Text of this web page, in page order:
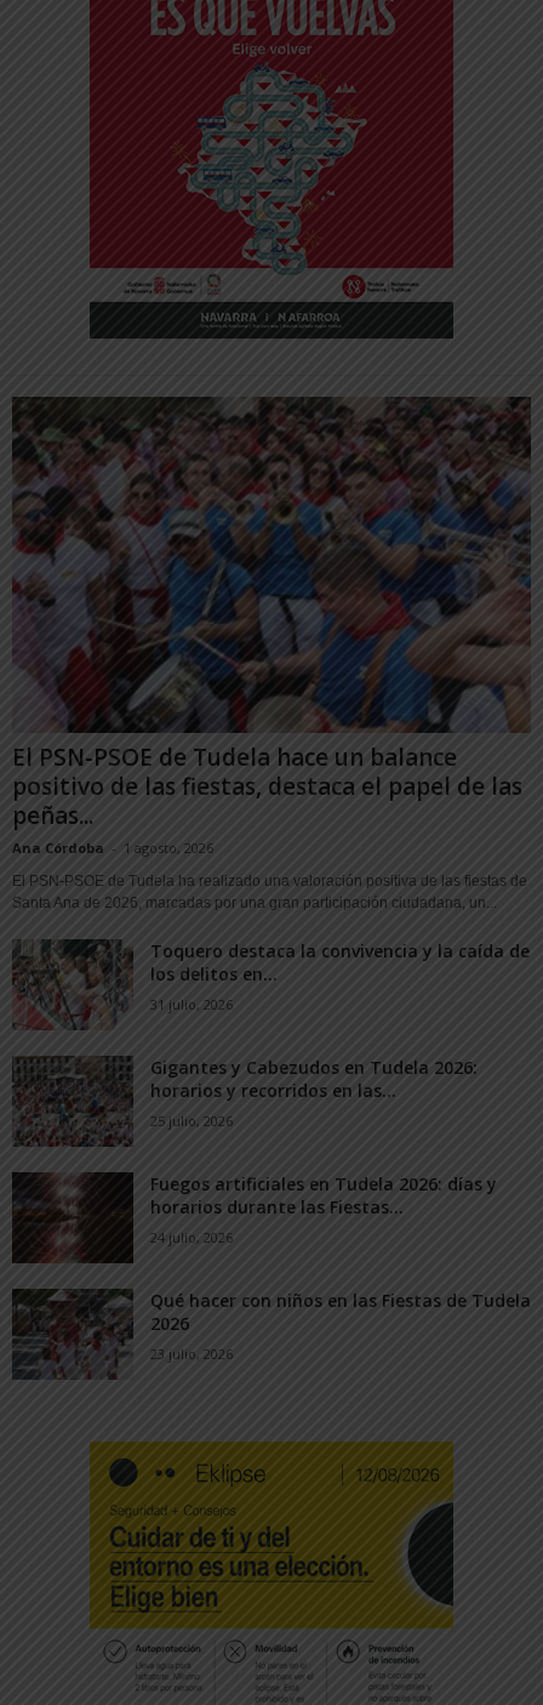
El PSN-PSOE de Tudela hace un balance
positivo de las fiestas, destaca el papel de las
peñas...
Ana Córdoba - 1 agosto, 2026
El PSN-PSOE de Tudela ha realizado una valoración positiva de las fiestas de
Santa Ana de 2026, marcadas por una gran participación ciudadana, un...
Toquero destaca la convivencia y la caída de
los delitos en...
31 julio, 2026
Gigantes y Cabezudos en Tudela 2026:
horarios y recorridos en las...
25 julio, 2026
Fuegos artificiales en Tudela 2026: días y
horarios durante las Fiestas...
24 julio, 2026
Qué hacer con niños en las Fiestas de Tudela
2026
23 julio, 2026